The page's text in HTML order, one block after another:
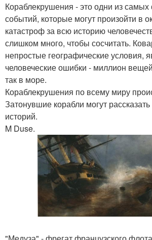
Кораблекрушения - это одни из
событий, которые могут произойти в
катастроф за всю историю
слишком много, чтобы сосчитать.
непростые географические условия,
человеческие ошибки - миллион
так в море.
Кораблекрушения по всему миру
Затонувшие корабли могут
историй.
M Duse.